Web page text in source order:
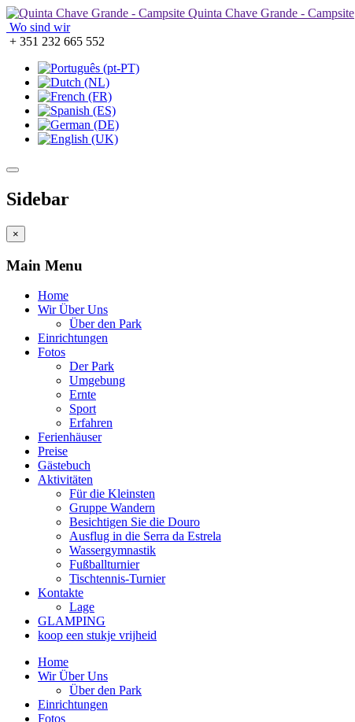
Quinta Chave Grande - Campsite
Wo sind wir
+ 351 232 665 552
Sidebar
×
Main Menu
Home
Wir Über Uns
Über den Park
Einrichtungen
Fotos
Der Park
Umgebung
Ernte
Sport
Erfahren
Ferienhäuser
Preise
Gästebuch
Aktivitäten
Für die Kleinsten
Gruppe Wandern
Besichtigen Sie die Douro
Ausflug in die Serra da Estrela
Wassergymnastik
Fußballturnier
Tischtennis-Turnier
Kontakte
Lage
GLAMPING
koop een stukje vrijheid
Home
Wir Über Uns
Über den Park
Einrichtungen
Fotos